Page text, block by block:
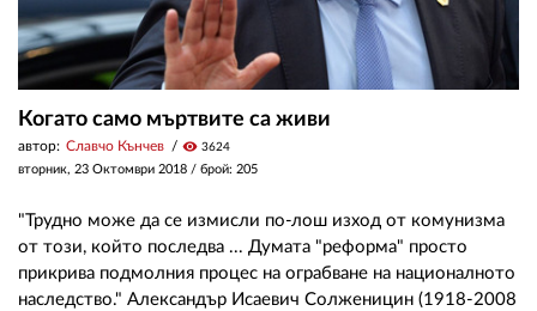
Когато само мъртвите са живи
автор: Славчо Кънчев visibility 3624
вторник, 23 Октомври 2018 / брой: 205
"Трудно може да се измисли по-лош изход от комунизма
от този, който последва ... Думата "реформа" просто
прикрива подмолния процес на ограбване на националното
наследство." Александър Исаевич Солженицин (1918-2008